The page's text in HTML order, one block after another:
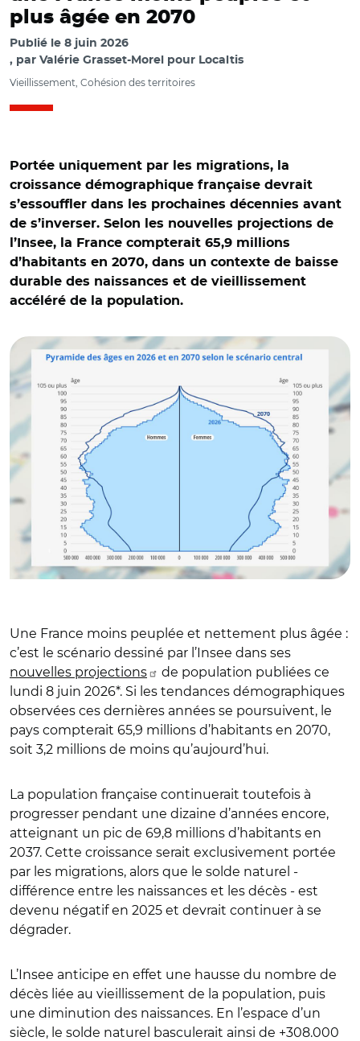
plus âgée en 2070
Publié le 8 juin 2026
par Valérie Grasset-Morel pour Localtis
Vieillissement, Cohésion des territoires
Portée uniquement par les migrations, la
croissance démographique française devrait
s’essouffler dans les prochaines décennies avant
de s’inverser. Selon les nouvelles projections de
l’Insee, la France compterait 65,9 millions
d’habitants en 2070, dans un contexte de baisse
durable des naissances et de vieillissement
accéléré de la population.
Une France moins peuplée et nettement plus âgée :
c’est le scénario dessiné par l’Insee dans ses
nouvelles projections
de population publiées ce
lundi 8 juin 2026*. Si les tendances démographiques
observées ces dernières années se poursuivent, le
pays compterait 65,9 millions d’habitants en 2070,
soit 3,2 millions de moins qu’aujourd’hui.
La population française continuerait toutefois à
progresser pendant une dizaine d’années encore,
atteignant un pic de 69,8 millions d’habitants en
2037. Cette croissance serait exclusivement portée
par les migrations, alors que le solde naturel -
différence entre les naissances et les décès - est
devenu négatif en 2025 et devrait continuer à se
dégrader.
L’Insee anticipe en effet une hausse du nombre de
décès liée au vieillissement de la population, puis
une diminution des naissances. En l’espace d’un
siècle, le solde naturel basculerait ainsi de +308.000